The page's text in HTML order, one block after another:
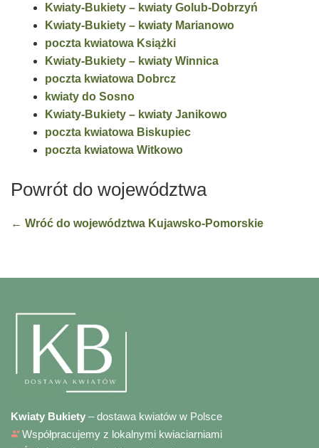
Kwiaty-Bukiety – kwiaty Golub-Dobrzyń
Kwiaty-Bukiety – kwiaty Marianowo
poczta kwiatowa Książki
Kwiaty-Bukiety – kwiaty Winnica
poczta kwiatowa Dobrcz
kwiaty do Sosno
Kwiaty-Bukiety – kwiaty Janikowo
poczta kwiatowa Biskupiec
poczta kwiatowa Witkowo
Powrót do województwa
← Wróć do województwa Kujawsko-Pomorskie
Kwiaty Bukiety – dostawa kwiatów w Polsce
Współpracujemy z lokalnymi kwiaciarniami